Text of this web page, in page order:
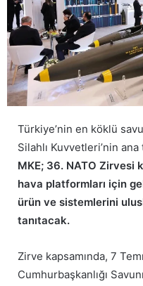
Türkiye’nin en köklü
Silahlı Kuvvetleri’nin
MKE; 36. NATO Zirvesi
hava platformları için
ürün ve sistemlerini
tanıtacak.
​Zirve kapsamında, 7
Cumhurbaşkanlığı